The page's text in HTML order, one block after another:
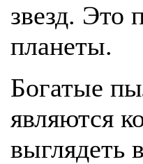
звезд. Это
планеты.
Богатые
являются
выглядеть